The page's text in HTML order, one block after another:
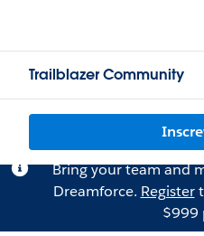
Trailblazer Community
Bring your team and
Dreamforce. Register
$999